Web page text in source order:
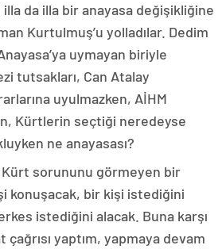
da illa bir anayasa değişikliğine
Kurtulmuş’u yolladılar. Dedim
uymayan biriyle
tutsakları, Can Atalay
uyulmazken, AİHM
Kürtlerin seçtiği neredeyse
ne anayasası?
sorununu görmeyen bir
konuşacak, bir kişi istediğini
istediğini alacak. Buna karşı
yaptım, yapmaya devam